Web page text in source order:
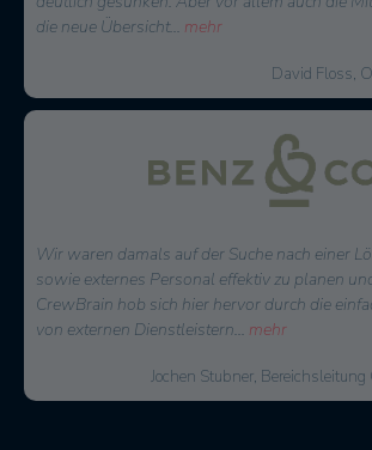
eine schnelle...mehr
Tobias
Lange Zeit waren wir auf der Suche nach
Dispositionssoftware, die unsere tägliche
sinnvoll erleichtert. Im Sommer 2016 sind
aufmerksam geworden. Nach einer
Malte